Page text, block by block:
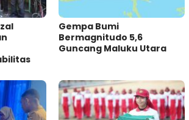
Gempa Bumi
Bermagnitudo 5,6
Guncang Maluku Utara